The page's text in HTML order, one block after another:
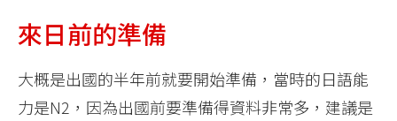
來日前的準備
大概是出國的半年前就要開始準備，當時的日語能
力是N2，因為出國前要準備得資料非常多，建議是